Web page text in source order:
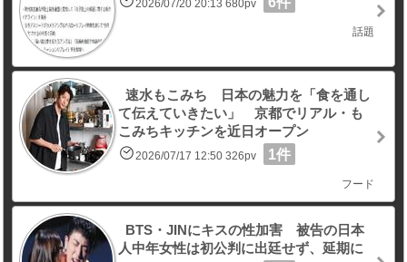
2026/07/20 20:13 680pv
話題
速水もこみち 日本の魅力を「食を通し
て伝えていきたい」 京都でリアル・も
こみちキッチンを近日オープン
2026/07/17 12:50 326pv 1件
フード
BTS・JINにキスの性加害 被告の日本
人中年女性は初公判に出廷せず、延期に